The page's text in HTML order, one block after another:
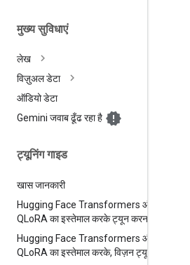
मुख्य सुविधाएं
लेख
विज़ुअल डेटा
ऑडियो डेटा
Gemini जवाब ढूँढ रहा है
ट्यूनिंग गाइड
खास जानकारी
Hugging Face Transformers और
QLoRA का इस्तेमाल करके ट्यून करना
Hugging Face Transformers और
QLoRA का इस्तेमाल करके, विज़न ट्यून